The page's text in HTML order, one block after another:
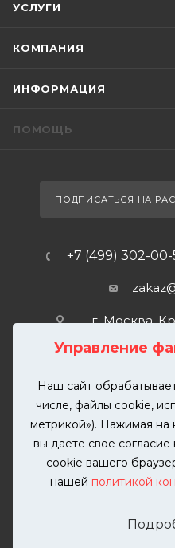
Управление
Наш сайт
числе, файлы cookie,
метрикой»). Нажимая на
вы даете свое
cookie вашего
нашей политикой
УСЛУГИ
КОМПАНИЯ
ИНФОРМАЦИЯ
ПОМОЩЬ
ПОДПИСАТЬСЯ НА
+7 (499) 302-00-
г. Москва,
2026 © KUTUZOVV |
автомобилей. Вся
разрешения